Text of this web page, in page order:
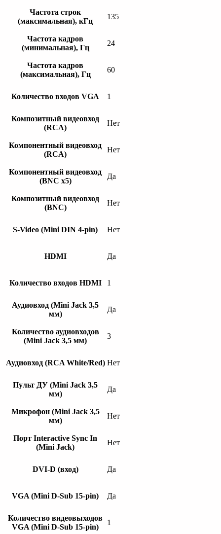
Частота строк
(максимальная), кГц
135
Частота кадров
(минимальная), Гц
24
Частота кадров
(максимальная), Гц
60
Количество входов VGA 1
Композитный видеовход
(RCA)
Нет
Компонентный видеовход
(RCA)
Нет
Компонентный видеовход
(BNC x5)
Да
Композитный видеовход
(BNC)
Нет
S-Video (Mini DIN 4-pin) Нет
HDMI Да
Количество входов HDMI 1
Аудиовход (Mini Jack 3,5
мм)
Да
Количество аудиовходов
(Mini Jack 3,5 мм)
3
Аудиовход (RCA White/Red) Нет
Пульт ДУ (Mini Jack 3,5
мм)
Да
Микрофон (Mini Jack 3,5
мм)
Нет
Порт Interactive Sync In
(Mini Jack)
Нет
DVI-D (вход) Да
VGA (Mini D-Sub 15-pin) Да
Количество видеовыходов
VGA (Mini D-Sub 15-pin)
1